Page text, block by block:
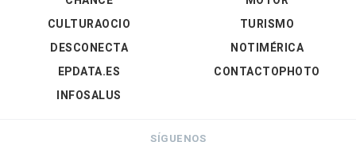
CULTURAOCIO
DESCONECTA
EPDATA.ES
INFOSALUS
TURISMO
NOTIMÉRICA
CONTACTOPHOTO
SÍGUENOS